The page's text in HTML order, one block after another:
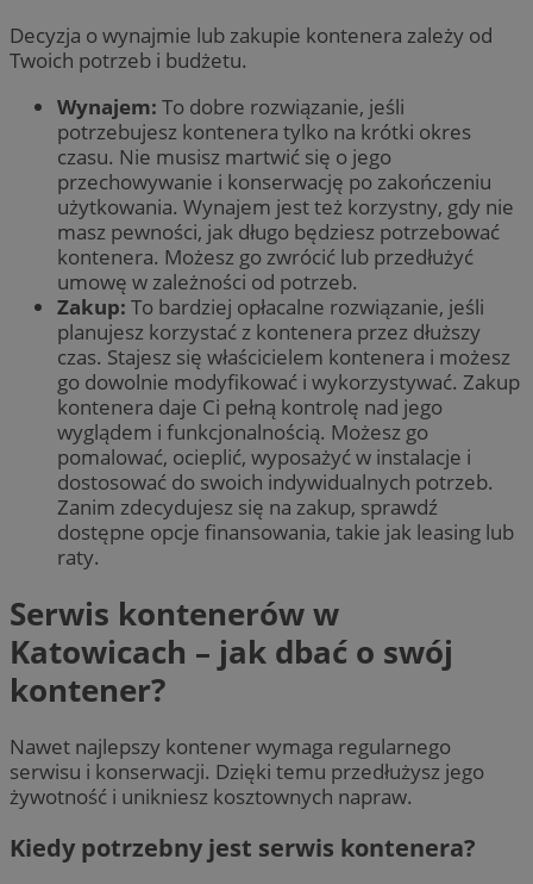
Decyzja o wynajmie lub zakupie kontenera zależy od
Twoich potrzeb i budżetu.
Wynajem: To dobre rozwiązanie, jeśli
potrzebujesz kontenera tylko na krótki okres
czasu. Nie musisz martwić się o jego
przechowywanie i konserwację po zakończeniu
użytkowania. Wynajem jest też korzystny, gdy nie
masz pewności, jak długo będziesz potrzebować
kontenera. Możesz go zwrócić lub przedłużyć
umowę w zależności od potrzeb.
Zakup: To bardziej opłacalne rozwiązanie, jeśli
planujesz korzystać z kontenera przez dłuższy
czas. Stajesz się właścicielem kontenera i możesz
go dowolnie modyfikować i wykorzystywać. Zakup
kontenera daje Ci pełną kontrolę nad jego
wyglądem i funkcjonalnością. Możesz go
pomalować, ocieplić, wyposażyć w instalacje i
dostosować do swoich indywidualnych potrzeb.
Zanim zdecydujesz się na zakup, sprawdź
dostępne opcje finansowania, takie jak leasing lub
raty.
Serwis kontenerów w
Katowicach – jak dbać o swój
kontener?
Nawet najlepszy kontener wymaga regularnego
serwisu i konserwacji. Dzięki temu przedłużysz jego
żywotność i unikniesz kosztownych napraw.
Kiedy potrzebny jest serwis kontenera?